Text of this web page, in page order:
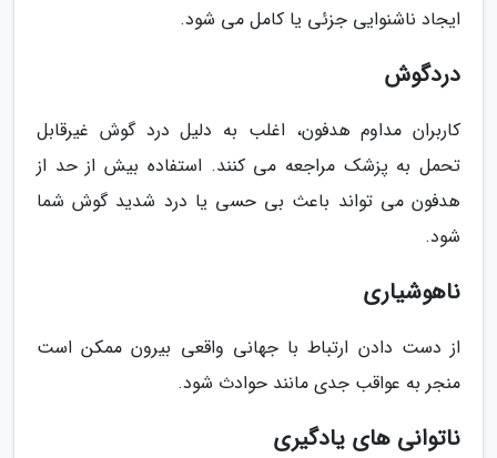
ایجاد ناشنوایی جزئی یا کامل می شود.
دردگوش
کاربران مداوم هدفون، اغلب به دلیل درد گوش غیرقابل
تحمل به پزشک مراجعه می کنند. استفاده بیش از حد از
هدفون می تواند باعث بی حسی یا درد شدید گوش شما
شود.
ناهوشیاری
از دست دادن ارتباط با جهانی واقعی بیرون ممکن است
منجر به عواقب جدی مانند حوادث شود.
ناتوانی های یادگیری